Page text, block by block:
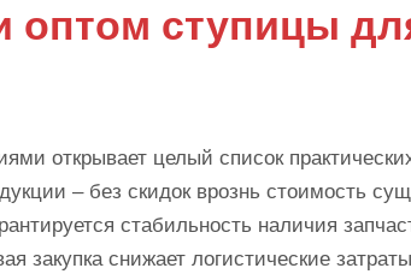
оптом ступицы
открывает целый список
– без скидок врознь стоимость
стабильность наличия
закупка снижает логистические